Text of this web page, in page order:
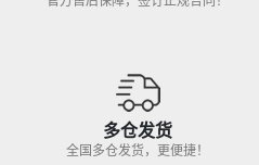
多仓发货
全国多仓发货，更便捷！